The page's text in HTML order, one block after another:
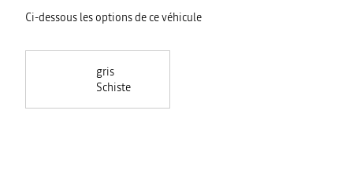
Ci-dessous les options de ce véhicule
gris
Schiste